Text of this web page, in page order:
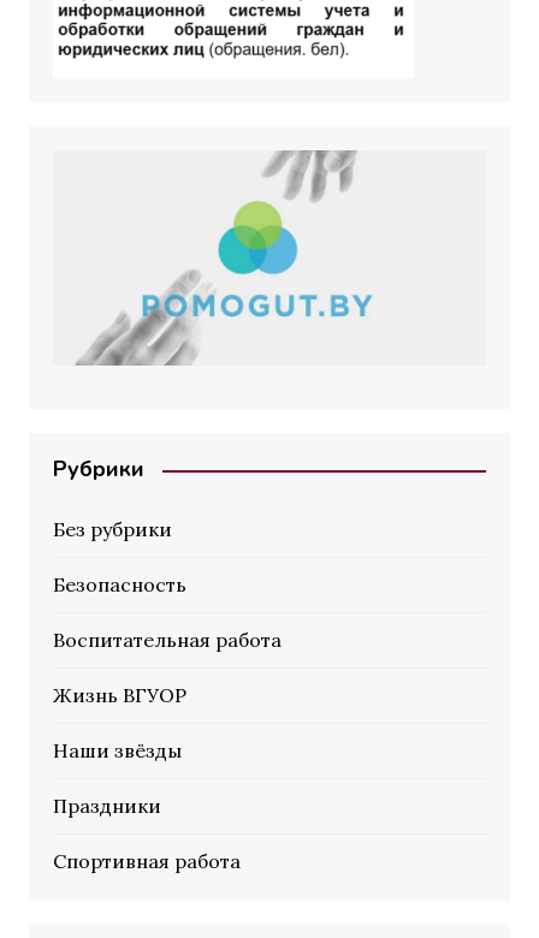
Рубрики
Без рубрики
Безопасность
Воспитательная работа
Жизнь ВГУОР
Наши звёзды
Праздники
Спортивная работа